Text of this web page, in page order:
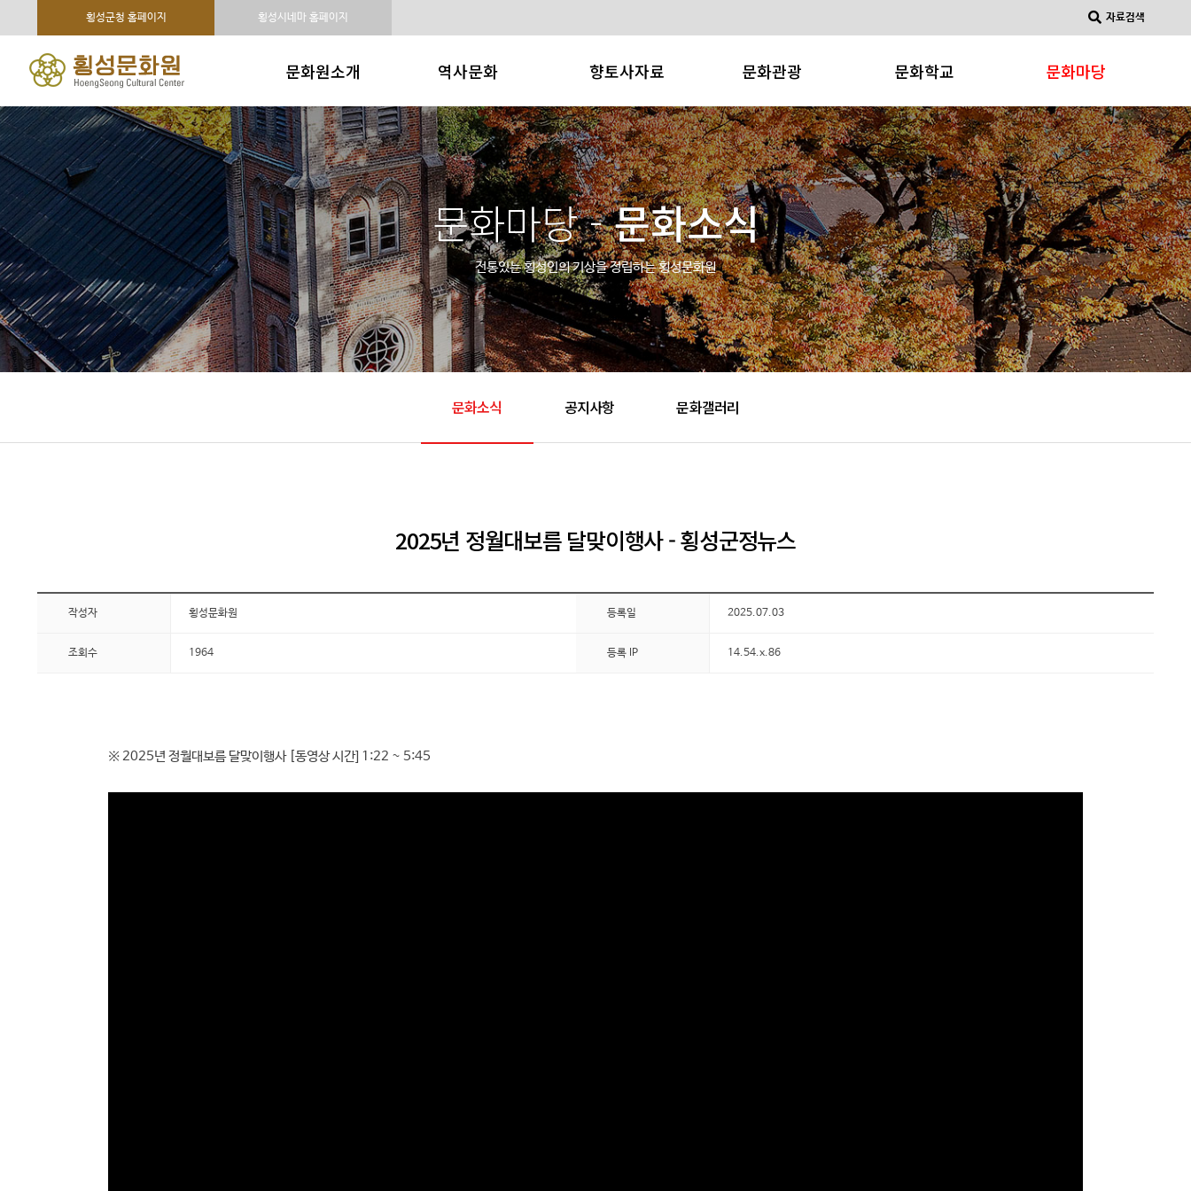
횡성군청 홈페이지 횡성시네마 홈페이지 자료검색
문화원소개 역사문화 향토사자료 문화관광 문화학교 문화마당
인사말
연혁 및 조직구성
주요사업
시설현황
오시는 길
횡성의 역사
횡성의 문화재
횡성의 인물
횡성의 지명유래
어사매
횡성문화
향토사 사료집
연구문
횡성소개
횡성축제소개
관광/레져
향토특산물
횡성군관광사이트
문화강좌
문화동아리
문화소식
공지사항
문화갤러리
문화마당 -문화소식
전통있는 횡성인의 기상을 정립하는횡성문화원
문화소식 공지사항 문화갤러리
2025년 정월대보름 달맞이행사 - 횡성군정뉴스
작성자 횡성문화원 등록일 2025.07.03
조회수 1964 등록 IP 14.54.x.86
※ 2025년 정월대보름 달맞이행사 [동영상 시간] 1:22 ~ 5:45